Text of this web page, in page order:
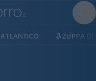
ATLANTICO ZUPPA DI